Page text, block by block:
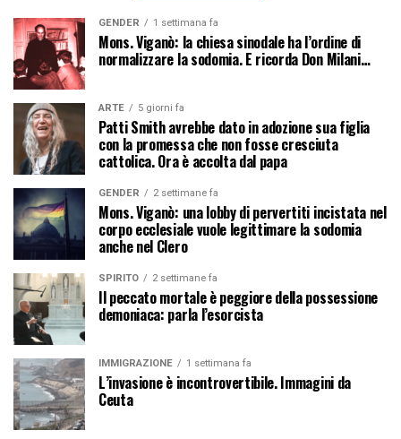
GENDER 1 settimana fa
Mons. Viganò: la chiesa sinodale ha l’ordine di
normalizzare la sodomia. E ricorda Don Milani…
ARTE 5 giorni fa
Patti Smith avrebbe dato in adozione sua figlia
con la promessa che non fosse cresciuta
cattolica. Ora è accolta dal papa
GENDER 2 settimane fa
Mons. Viganò: una lobby di pervertiti incistata nel
corpo ecclesiale vuole legittimare la sodomia
anche nel Clero
SPIRITO 2 settimane fa
Il peccato mortale è peggiore della possessione
demoniaca: parla l’esorcista
IMMIGRAZIONE 1 settimana fa
L’invasione è incontrovertibile. Immagini da
Ceuta